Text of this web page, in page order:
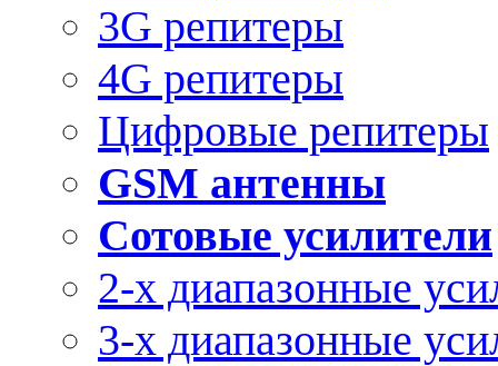
3G репитеры
4G репитеры
Цифровые репитеры
GSM антенны
Сотовые усилители
2-х диапазонные
3-х диапазонные